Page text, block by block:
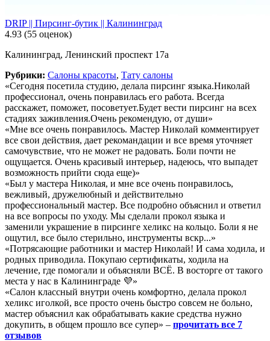
DRIP || Пирсинг-бутик || Калининград
4.93 (55 оценок)
Калининград, Ленинский проспект 17а
Рубрики: Салоны красоты, Тату салоны
«Сегодня посетила студию, делала пирсинг языка.Николай
профессионал, очень понравилась его работа. Всегда
расскажет, поможет, посоветует.Будет вести пирсинг на всех
стадиях заживления.Очень рекомендую, от души»
«Мне все очень понравилось. Мастер Николай комментирует
все свои действия, дает рекомандации и все время уточняет
самочувствие, что не может не радовать. Боли почти не
ощущается. Очень красивый интерьер, надеюсь, что выпадет
возможность прийти сюда еще)»
«Был у мастера Николая, и мне все очень понравилось,
вежливый, дружелюбный и действительно
профессиональный мастер. Все подробно объяснил и ответил
на все вопросы по уходу. Мы сделали прокол языка и
заменили украшение в пирсинге хеликс на кольцо. Боли я не
ощутил, все было стерильно, инструменты вскр...»
«Потрясающие работники и мастер Николай! И сама ходила, и
родных приводила. Покупаю сертификаты, ходила на
лечение, где помогали и объясняли ВСЁ. В восторге от такого
места у нас в Калининграде 💜»
«Салон классный внутри очень комфортно, делала прокол
хеликс иголкой, все просто очень быстро совсем не больно,
мастер объяснил как обрабатывать какие средства нужно
докупить, в общем прошло все супер» – прочитать все 7
отзывов